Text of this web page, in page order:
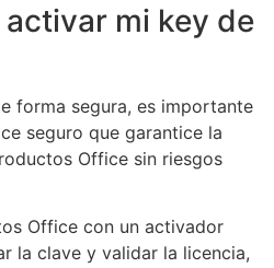
mi key de
forma segura, es importante
seguro que garantice la
Office sin riesgos
Office con un activador
la clave y validar la licencia,